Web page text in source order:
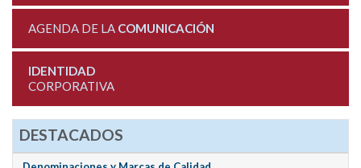
AGENDA DE LA COMUNICACIÓN
IDENTIDAD
CORPORATIVA
DESTACADOS